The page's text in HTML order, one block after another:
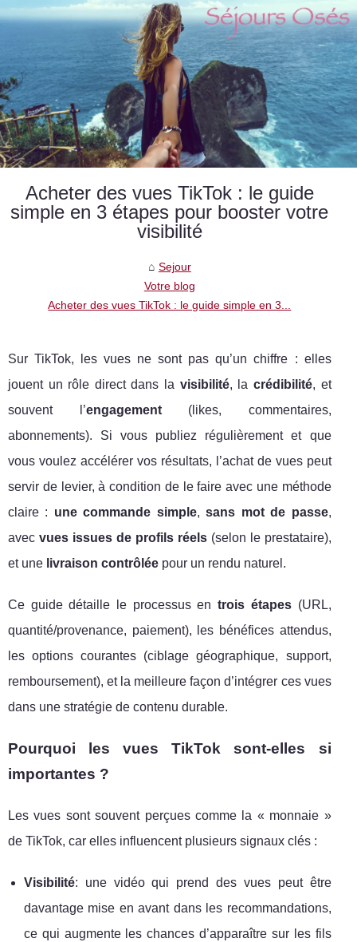
Acheter des vues TikTok : le guide
simple en 3 étapes pour booster votre
visibilité
Sejour
Votre blog
Acheter des vues TikTok : le guide simple en 3...
Sur TikTok, les vues ne sont pas qu’un chiffre : elles
jouent un rôle direct dans la visibilité, la crédibilité, et
souvent l’engagement(likes, commentaires,
abonnements). Si vous publiez régulièrement et que
vous voulez accélérer vos résultats, l’achat de vues peut
servir de levier, à condition de le faire avec une méthode
claire : une commande simple,sans mot de passe,
avec vues issues de profils réels(selon le prestataire),
et une livraison contrôlée pour un rendu naturel.
Ce guide détaille le processus entrois étapes(URL,
quantité/provenance, paiement), les bénéfices attendus,
les options courantes (ciblage géographique, support,
remboursement), et la meilleure façon d’intégrer ces vues
dans une stratégie de contenu durable.
Pourquoi les vues TikTok sont-elles si
importantes ?
Les vues sont souvent perçues comme la « monnaie »
de TikTok, car elles influencent plusieurs signaux clés :
Visibilité: une vidéo qui prend des vues peut être
davantage mise en avant dans les recommandations,
ce qui augmente les chances d’apparaître sur les fils